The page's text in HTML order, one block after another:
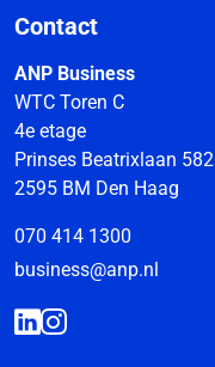
Contact
ANP Business
WTC Toren C
4e etage
Prinses Beatrixlaan 582
2595 BM Den Haag
070 414 1300
business@anp.nl